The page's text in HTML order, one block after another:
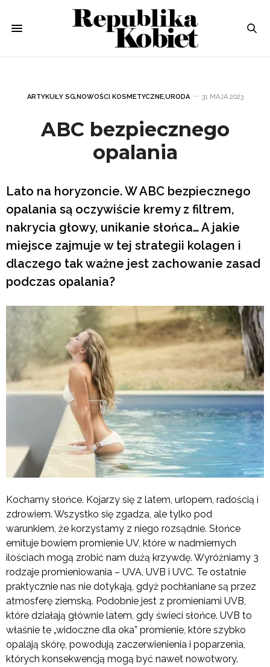
ARTYKUŁY SG,NOWOŚCI KOSMETYCZNE,URODA 31 MAJA 2023
ABC bezpiecznego
opalania
Lato na horyzoncie. W ABC bezpiecznego
opalania są oczywiście kremy z filtrem,
nakrycia głowy, unikanie słońca… A jakie
miejsce zajmuje w tej strategii kolagen i
dlaczego tak ważne jest zachowanie zasad
podczas opalania?
Kochamy słońce. Kojarzy się z latem, urlopem, radością i
zdrowiem. Wszystko się zgadza, ale tylko pod
warunkiem, że korzystamy z niego rozsądnie. Słońce
emituje bowiem promienie UV, które w nadmiernych
ilościach mogą zrobić nam dużą krzywdę. Wyróżniamy 3
rodzaje promieniowania – UVA, UVB i UVC. Te ostatnie
praktycznie nas nie dotykają, gdyż pochłaniane są przez
atmosferę ziemską. Podobnie jest z promieniami UVB,
które działają głównie latem, gdy świeci słońce. UVB to
właśnie te „widoczne dla oka” promienie, które szybko
opalają skórę, powodują zaczerwienienia i poparzenia,
których konsekwencją mogą być nawet nowotwory.